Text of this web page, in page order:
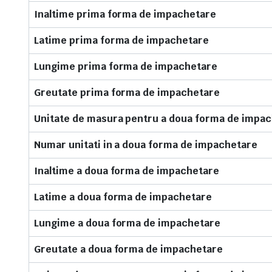
Inaltime prima forma de impachetare
Latime prima forma de impachetare
Lungime prima forma de impachetare
Greutate prima forma de impachetare
Unitate de masura pentru a doua forma de
Numar unitati in a doua forma de impachetare
Inaltime a doua forma de impachetare
Latime a doua forma de impachetare
Lungime a doua forma de impachetare
Greutate a doua forma de impachetare